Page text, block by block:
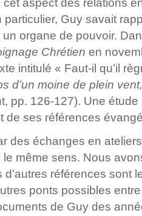
aspect des relations
Guy savait
organe de pouvoir.
Chrétien en
intitulé « Faut-il qu’il
d’un moine de plein
pp. 126-127). Une
de ses références
des échanges en
même sens. Nous
références sont
ponts possibles
de Guy des